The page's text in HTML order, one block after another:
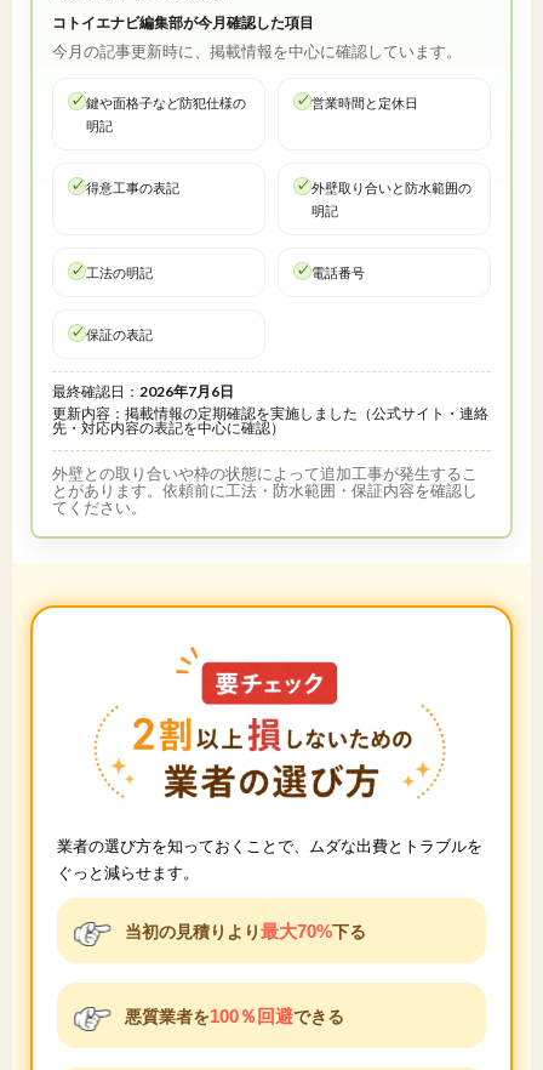
コトイエナビ編集部が今月確認した項目
今月の記事更新時に、掲載情報を中心に確認しています。
鍵や面格子など防犯仕様の
明記
営業時間と定休日
得意工事の表記
外壁取り合いと防水範囲の
明記
工法の明記 電話番号
保証の表記
最終確認日： 2026年7月6日
更新内容：掲載情報の定期確認を実施しました（公式サイト・連絡
先・対応内容の表記を中心に確認）
外壁との取り合いや枠の状態によって追加工事が発生するこ
とがあります。依頼前に工法・防水範囲・保証内容を確認し
てください。
業者の選び方を知っておくことで、ムダな出費とトラブルを
ぐっと減らせます。
当初の見積りより最大70%下る
悪質業者を100％回避できる